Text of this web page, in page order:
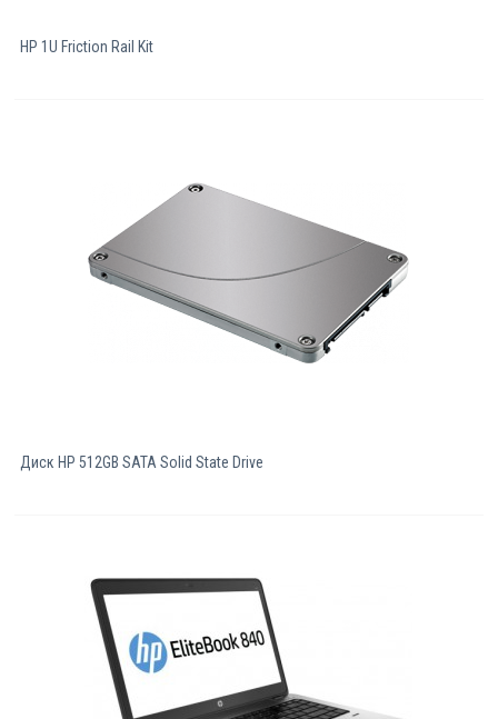
HP 1U Friction Rail Kit
Диск HP 512GB SATA Solid State Drive